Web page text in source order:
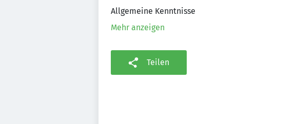
Allgemeine Kenntnisse
Mehr anzeigen
Teilen